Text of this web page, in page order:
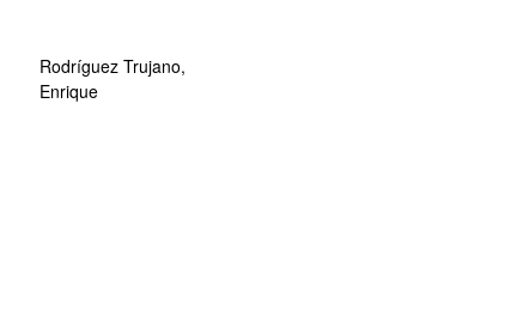
Rodríguez Trujano,
Enrique